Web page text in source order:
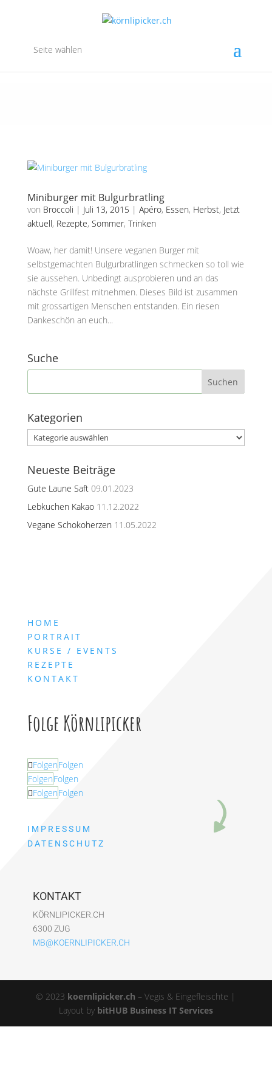
Seite wählen
Miniburger mit Bulgurbratling
von Broccoli | Juli 13, 2015 | Apéro, Essen, Herbst, Jetzt
aktuell, Rezepte, Sommer, Trinken
Woaw, her damit! Unsere veganen Burger mit
selbstgemachten Bulgurbratlingen schmecken so toll wie
sie aussehen. Unbedingt ausprobieren und an das
nächste Grillfest mitnehmen. Dieses Bild ist zusammen
mit grossartigen Menschen entstanden. Ein riesen
Dankeschön an euch...
Suche
Kategorien
Kategorien
Neueste Beiträge
Gute Laune Saft 09.01.2023
Lebkuchen Kakao 11.12.2022
Vegane Schokoherzen 11.05.2022
HOME
PORTRAIT
KURSE / EVENTS
REZEPTE
KONTAKT
Folge Körnlipicker
FolgenFolgen
FolgenFolgen
FolgenFolgen
IMPRESSUM
DATENSCHUTZ
KONTAKT
KÖRNLIPICKER.CH
6300 ZUG
MB@KOERNLIPICKER.CH
© 2023 koernlipicker.ch – Vegis & Eingefleischte |
Layout by bitHUB Business IT Services